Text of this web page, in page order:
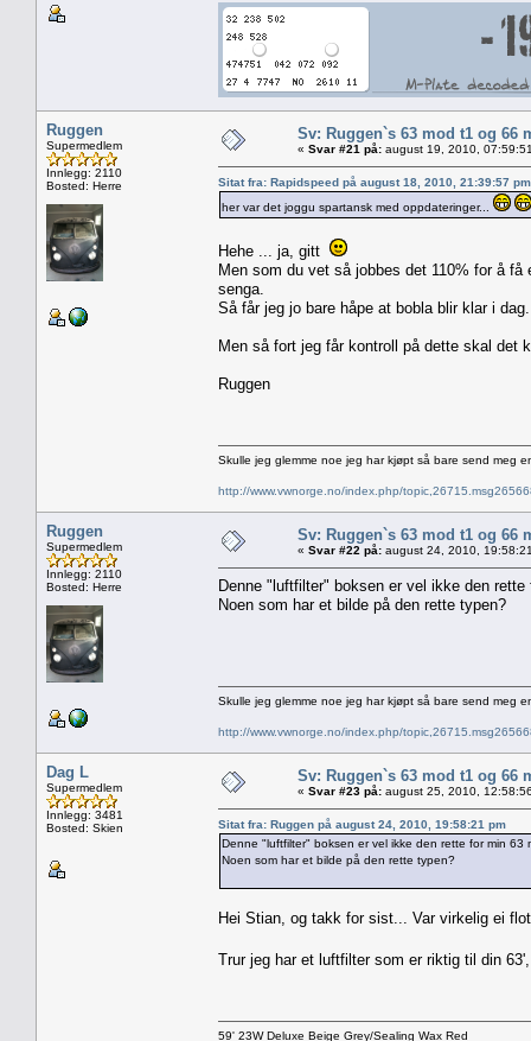
Ruggen
Supermedlem
Innlegg: 2110
Bosted: Herre
Sv: Ruggen`s 63 mod t1 og 66
« Svar #21 på: august 19, 2010,
Sitat fra: Rapidspeed på august 18, 2010, 21:39:57 pm
her var det joggu spartansk med oppdateringer...
Hehe ... ja, gitt
Men som du vet så jobbes det 110% for å
senga.
Så får jeg jo bare håpe at bobla blir klar i dag.
Men så fort jeg får kontroll på dette skal det
Ruggen
Skulle jeg glemme noe jeg har kjøpt så bare send meg
http://www.vwnorge.no/index.php/
Ruggen
Supermedlem
Innlegg: 2110
Bosted: Herre
Sv: Ruggen`s 63 mod t1 og 66
« Svar #22 på: august 24, 2010,
Denne "luftfilter" boksen er vel ikke den rette
Noen som har et bilde på den rette typen?
Skulle jeg glemme noe jeg har kjøpt så bare send meg
http://www.vwnorge.no/index.php/
Dag L
Supermedlem
Innlegg: 3481
Bosted: Skien
Sv: Ruggen`s 63 mod t1 og 66
« Svar #23 på: august 25, 2010,
Sitat fra: Ruggen på august 24, 2010, 19:58:21 pm
Denne "luftfilter" boksen er vel ikke den rette for min 63
Noen som har et bilde på den rette typen?
Hei Stian, og takk for sist... Var virkelig ei
Trur jeg har et luftfilter som er riktig til din
59' 23W Deluxe Beige Grey/Sealing Wax Red